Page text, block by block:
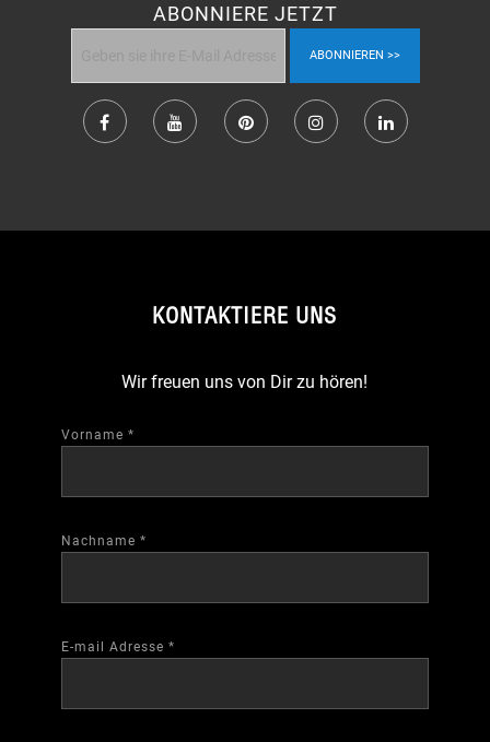
ABONNIERE JETZT
ABONNIEREN
KONTAKTIERE UNS
Wir freuen uns von Dir zu hören!
Vorname *
Nachname *
E-mail Adresse *